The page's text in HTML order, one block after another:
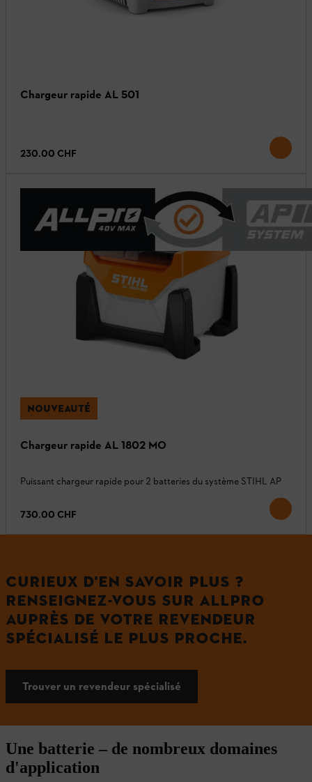
Chargeur rapide AL 501
230.00 CHF
NOUVEAUTÉ
Chargeur rapide AL 1802 MO
Puissant chargeur rapide pour 2 batteries du système STIHL AP
730.00 CHF
CURIEUX D'EN SAVOIR PLUS ?
RENSEIGNEZ-VOUS SUR ALLPRO
AUPRÈS DE VOTRE REVENDEUR
SPÉCIALISÉ LE PLUS PROCHE.
Trouver un revendeur spécialisé
Une batterie – de nombreux domaines
d'application